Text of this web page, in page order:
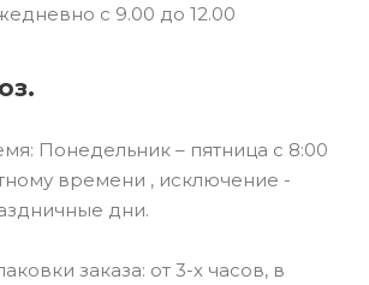
с 9.00 до 12.00
Понедельник – пятница с 8:00
времени , исключение -
дни.
заказа: от 3-х часов, в